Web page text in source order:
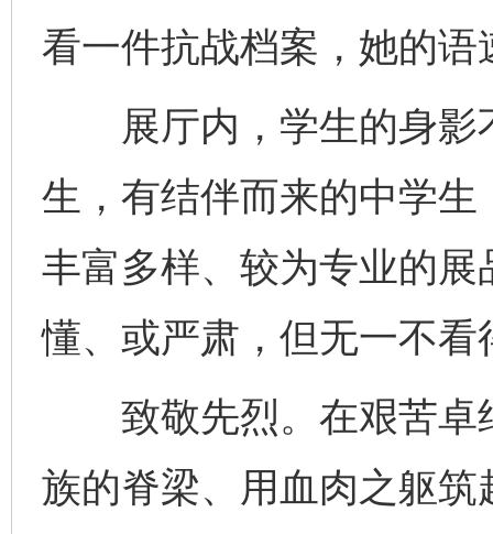
看一件抗战档案，她的
展厅内，学生的身影
生，有结伴而来的中学
丰富多样、较为专业的
懂、或严肃，但无一不
致敬先烈。在艰苦卓
族的脊梁、用血肉之躯